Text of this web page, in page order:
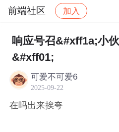
前端社区 加入
社区 前端社区 感慨
响应号召&#xff1a;小
&#xff01;
可爱不可爱6
2025-09-22
在吗出来挨夸